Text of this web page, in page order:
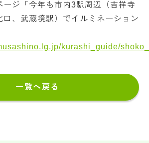
ージ「今年も市内3駅周辺（吉祥寺
口、武蔵境駅）でイルミネーション
kurashi_guide/
一覧へ戻る